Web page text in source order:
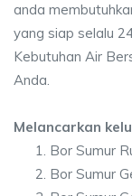
anda
yang siap selalu
Kebutuhan Air
Anda.
Melancarkan
Bor Sumur
Bor Sumur